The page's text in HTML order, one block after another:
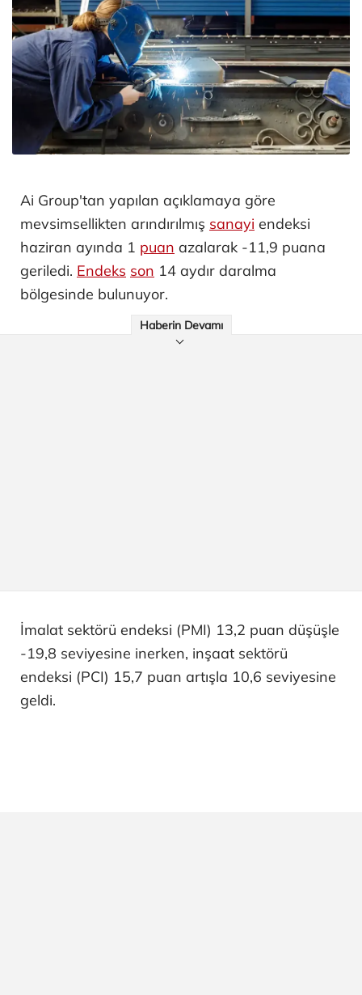
Ai Group'tan yapılan açıklamaya göre
mevsimsellikten arındırılmış sanayi endeksi
haziran ayında 1 puan azalarak -11,9 puana
geriledi. Endeks son 14 aydır daralma
bölgesinde bulunuyor.
Haberin Devamı
İmalat sektörü endeksi (PMI) 13,2 puan düşüşle
-19,8 seviyesine inerken, inşaat sektörü
endeksi (PCI) 15,7 puan artışla 10,6 seviyesine
geldi.